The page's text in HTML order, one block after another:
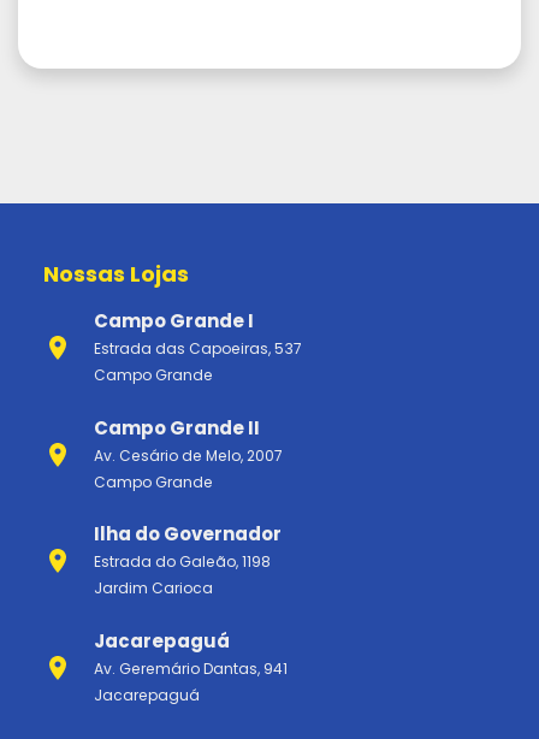
Nossas Lojas
Campo Grande I
Estrada das Capoeiras, 537
Campo Grande
Campo Grande II
Av. Cesário de Melo, 2007
Campo Grande
Ilha do Governador
Estrada do Galeão, 1198
Jardim Carioca
Jacarepaguá
Av. Geremário Dantas, 941
Jacarepaguá